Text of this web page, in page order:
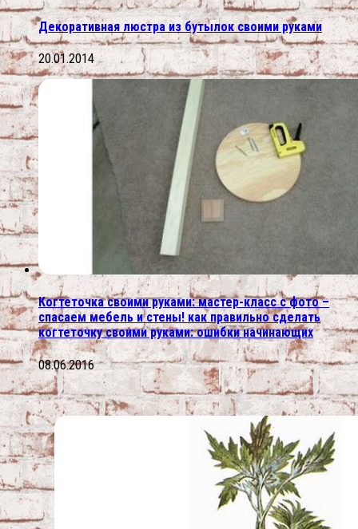
Декоративная люстра из бутылок своими руками
20.01.2014
Когтеточка своими руками: мастер-класс с фото –
спасаем мебель и стены! как правильно сделать
когтеточку своими руками: ошибки начинающих
08.06.2016